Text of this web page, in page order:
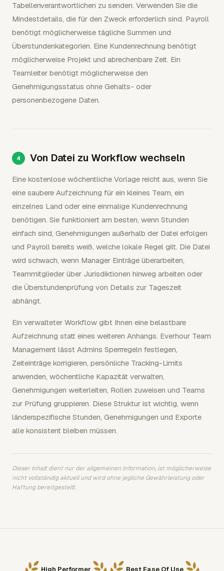
Tabellenverantwortlichen zu senden. Verwenden Sie die
Mindestdetails, die für den Zweck erforderlich sind. Payroll
benötigt möglicherweise tägliche Summen und
Überstundenkategorien. Eine Kundenrechnung benötigt
möglicherweise Projekt und abrechenbare Zeit. Ein
Teamleiter benötigt möglicherweise den
Genehmigungsstatus ohne Gehalts- oder
personenbezogene Daten.
Von Datei zu Workflow wechseln
Eine kostenlose wöchentliche Vorlage reicht aus, wenn Sie
eine saubere Aufzeichnung für ein kleines Team, ein
einzelnes Land oder eine einmalige Kundenrechnung
benötigen. Sie funktioniert am besten, wenn Stunden
einfach sind, Genehmigungen außerhalb der Datei erfolgen
und Payroll bereits weiß, welche lokale Regel gilt. Die Datei
wird schwach, wenn Manager Einträge überarbeiten,
Teammitglieder über Jurisdiktionen hinweg arbeiten oder
die Überstundenprüfung von Details zur Tageszeit
abhängt.
Ein verwalteter Workflow gibt Ihnen eine belastbare
Aufzeichnung statt eines weiteren Anhangs. Everhour Team
Management lässt Admins Sperrregeln festlegen,
Zeiteinträge korrigieren, persönliche Tracking-Limits
anwenden, wöchentliche Kapazität verwalten,
Genehmigungen weiterleiten, Rollen zuweisen und Teams
zur Prüfung gruppieren. Diese Struktur ist wichtig, wenn
länderspezifische Stunden, Genehmigungen und Exporte
alle konsistent bleiben müssen.
Dieser Inhalt dient nur der allgemeinen Information, ist möglicherweise
nicht vollständig aktuell und wird ohne jegliche Gewährleistung oder
Haftung bereitgestellt.
High Performer Best Ease Of Use